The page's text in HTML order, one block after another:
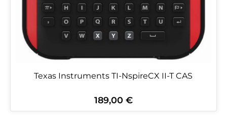
Texas Instruments TI-NspireCX II-T CAS
Regulärer Preis:
189,00 €